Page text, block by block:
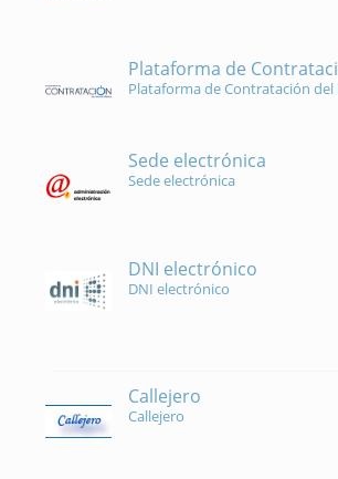
Plataforma de
Plataforma de Contratación del
Sede electrónica
Sede electrónica
DNI electrónico
DNI electrónico
Callejero
Callejero